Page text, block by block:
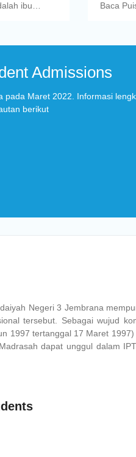
ibu…
Baca
Admissions
pada Maret 2022. Informasi
berikut
Negeri 3 Jembrana
tersebut. Sebagai wujud
1997 tertanggal 17 Maret
dapat unggul dalam